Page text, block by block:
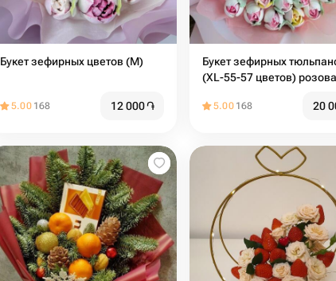
Букет зефирных цветов (M)
5.00 168 12 000֏
Букет зефирных
(XL-55-57 цветов)
5.00 168 20